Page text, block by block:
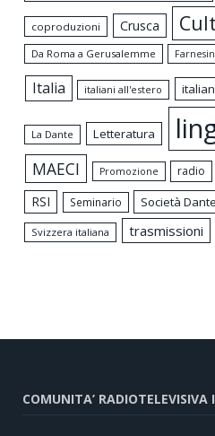
coproduzioni Crusca
Da Roma a Gerusalemme
Italia italiani all'estero
La Dante Letteratura
MAECI Promozione radio
RSI
Seminario Società
Svizzera italiana trasmissioni
COMUNITA’